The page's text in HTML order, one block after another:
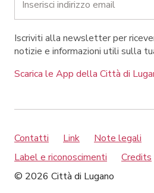
Iscriviti alla newsletter per
notizie e informazioni utili sulla
Scarica le App della Città di
Contatti Link Note legali
Label e riconoscimenti
Credits
© 2026 Città di Lugano